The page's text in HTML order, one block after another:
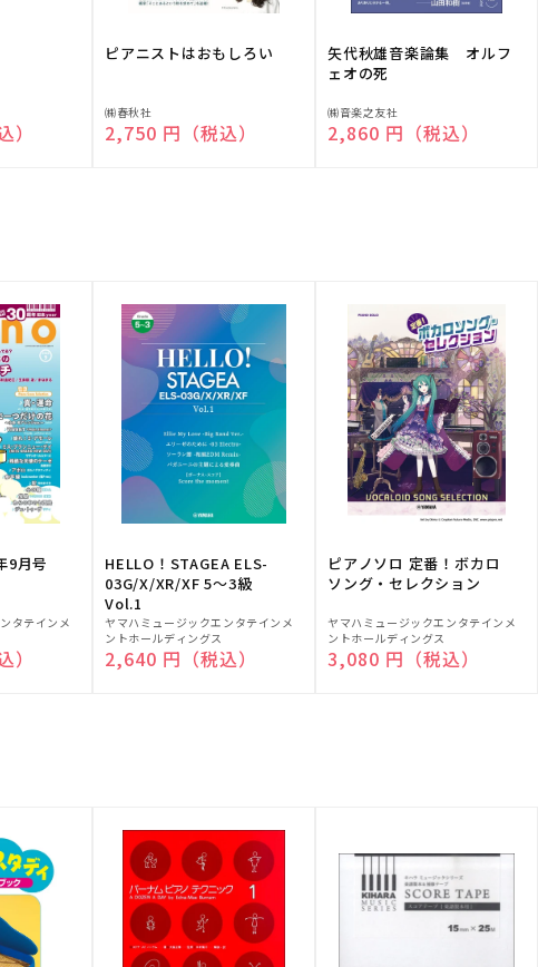
ピアニストはおもしろい
販
売
㈱春秋社
通常価格
2,750 円（税込）
矢代秋雄音楽論集 オルフ
ェオの死
販
売
㈱音楽之友社
通常価格
2,860 円（税込）
9月号
タテインメ
HELLO！STAGEA ELS-
03G/X/XR/XF 5～3級
Vol.1
販
売
元:
ヤマハミュージックエンタテインメ
ントホールディングス
通常価格
2,640 円（税込）
ピアノソロ 定番！ボカロ
ソング・セレクション
販
売
元:
ヤマハミュージックエンタテインメ
ントホールディングス
通常価格
3,080 円（税込）